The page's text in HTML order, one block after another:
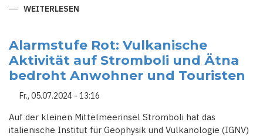
WEITERLESEN
SUPERYACHT
VERSINKT
IN
STURM
–
SUCHE
NACH
VERMISSTEN
Alarmstufe Rot: Vulkanische
Aktivität auf Stromboli und Ätna
bedroht Anwohner und Touristen
Fr., 05.07.2024 - 13:16
Auf der kleinen Mittelmeerinsel Stromboli hat das
italienische Institut für Geophysik und Vulkanologie (IGNV)